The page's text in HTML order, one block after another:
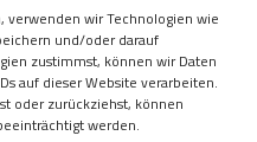
verwenden wir Technologien wie
und/oder darauf
zustimmst, können wir Daten
auf dieser Website verarbeiten.
oder zurückziehst, können
werden.